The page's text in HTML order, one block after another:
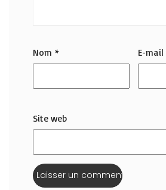
Nom * E-mail
Site web